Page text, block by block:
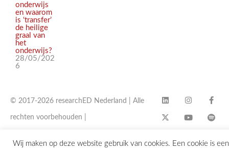
onderwijs
en waarom
is ‘transfer’
de heilige
graal van
het
onderwijs?
28/05/202
6
© 2017-2026 researchED Nederland | Alle
rechten voorbehouden |
Wij maken op deze website gebruik van cookies. Een cookie is een